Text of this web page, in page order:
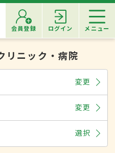
会員登録 ログイン メニュー
リニック・病院
変更
変更
選択